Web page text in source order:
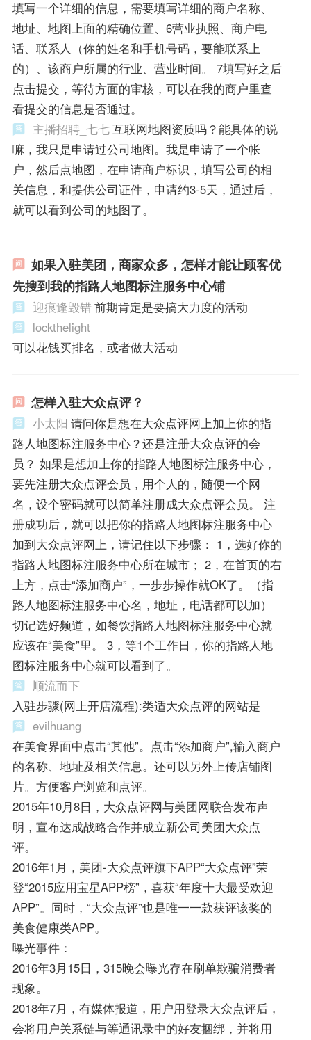
填写一个详细的信息，需要填写详细的商户名称、
地址、地图上面的精确位置、6营业执照、商户电
话、联系人（你的姓名和手机号码，要能联系上
的）、该商户所属的行业、营业时间。 7填写好之后
点击提交，等待方面的审核，可以在我的商户里查
看提交的信息是否通过。
主播招聘_七七互联网地图资质吗？能具体的说
嘛，我只是申请过公司地图。我是申请了一个帐
户，然后点地图，在申请商户标识，填写公司的相
关信息，和提供公司证件，申请约3-5天，通过后，
就可以看到公司的地图了。
如果入驻美团，商家众多，怎样才能让顾客优
先搜到我的指路人地图标注服务中心铺
迎痕逢毁错 前期肯定是要搞大力度的活动
lockthelight
可以花钱买排名，或者做大活动
怎样入驻大众点评？
小太阳 请问你是想在大众点评网上加上你的指
路人地图标注服务中心？还是注册大众点评的会
员？ 如果是想加上你的指路人地图标注服务中心，
要先注册大众点评会员，用个人的，随便一个网
名，设个密码就可以简单注册成大众点评会员。 注
册成功后，就可以把你的指路人地图标注服务中心
加到大众点评网上，请记住以下步骤： 1，选好你的
指路人地图标注服务中心所在城市； 2，在首页的右
上方，点击“添加商户”，一步步操作就OK了。（指
路人地图标注服务中心名，地址，电话都可以加）
切记选好频道，如餐饮指路人地图标注服务中心就
应该在“美食”里。 3，等1个工作日，你的指路人地
图标注服务中心就可以看到了。
顺流而下
入驻步骤(网上开店流程):类适大众点评的网站是
evilhuang
在美食界面中点击“其他”。点击“添加商户”,输入商户
的名称、地址及相关信息。还可以另外上传店铺图
片。方便客户浏览和点评。
2015年10月8日，大众点评网与美团网联合发布声
明，宣布达成战略合作并成立新公司美团大众点
评。
2016年1月，美团-大众点评旗下APP“大众点评”荣
登“2015应用宝星APP榜”，喜获“年度十大最受欢迎
APP”。同时，“大众点评”也是唯一一款获评该奖的
美食健康类APP。
曝光事件：
2016年3月15日，315晚会曝光存在刷单欺骗消费者
现象。
2018年7月，有媒体报道，用户用登录大众点评后，
会将用户关系链与等通讯录中的好友捆绑，并将用